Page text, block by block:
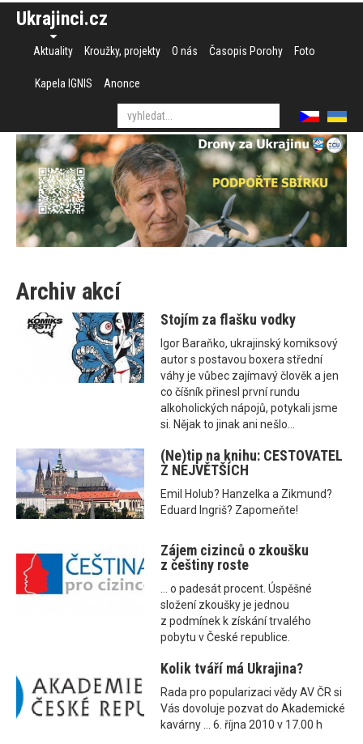
Ukrajinci.cz
Aktuality Kroužky, projekty O nás Časopis Porohy Foto
Kapela IGNIS Anonce
Archiv akcí
Stojím za flašku vodky
Igor Baraňko, ukrajinský komiksový
autor s postavou boxera střední
váhy je vůbec zajímavý člověk a jen
co číšník přinesl první rundu
alkoholických nápojů, potykali jsme
si. Nějak to jinak ani nešlo...
(Ne)tip na knihu: CESTOVATEL
Z NEJVĚTŠÍCH
Emil Holub? Hanzelka a Zikmund?
Eduard Ingriš? Zapomeňte!
Zájem cizinců o zkoušku
z češtiny roste
... o padesát procent. Úspěšné
složení zkoušky je jednou
z podmínek k získání trvalého
pobytu v České republice.
Kolik tváří má Ukrajina?
Rada pro popularizaci vědy AV ČR si
Vás dovoluje pozvat do Akademické
kavárny ... 6. října 2010 v 17.00 h